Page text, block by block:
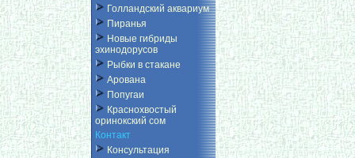
Голландский аквариум
Пиранья
Новые гибриды
эхинодорусов
Рыбки в стакане
Арована
Попугаи
Краснохвостый
оринокский сом
Контакт
Консультация